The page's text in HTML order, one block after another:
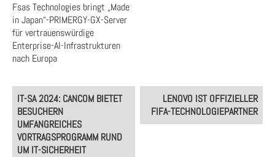
Fsas Technologies bringt „Made
in Japan“-PRIMERGY-GX-Server
für vertrauenswürdige
Enterprise-AI-Infrastrukturen
nach Europa
Post
navigation
IT-SA 2024: CANCOM BIETET
BESUCHERN
UMFANGREICHES
VORTRAGSPROGRAMM RUND
UM IT-SICHERHEIT
LENOVO IST OFFIZIELLER
FIFA-TECHNOLOGIEPARTNER